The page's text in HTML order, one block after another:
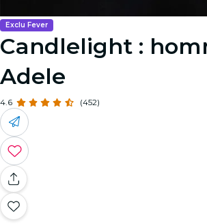
Exclu Fever
Candlelight :
Adele
4.6 (452)